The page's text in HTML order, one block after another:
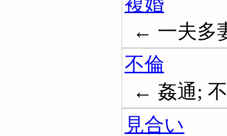
← 一夫多
不倫
← 姦通;
見合い